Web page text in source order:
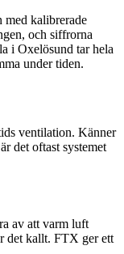
med kalibrerade
och siffrorna
i Oxelösund tar hela
under tiden.
ventilation. Känner
det oftast systemet
av att varm luft
det kallt. FTX ger ett